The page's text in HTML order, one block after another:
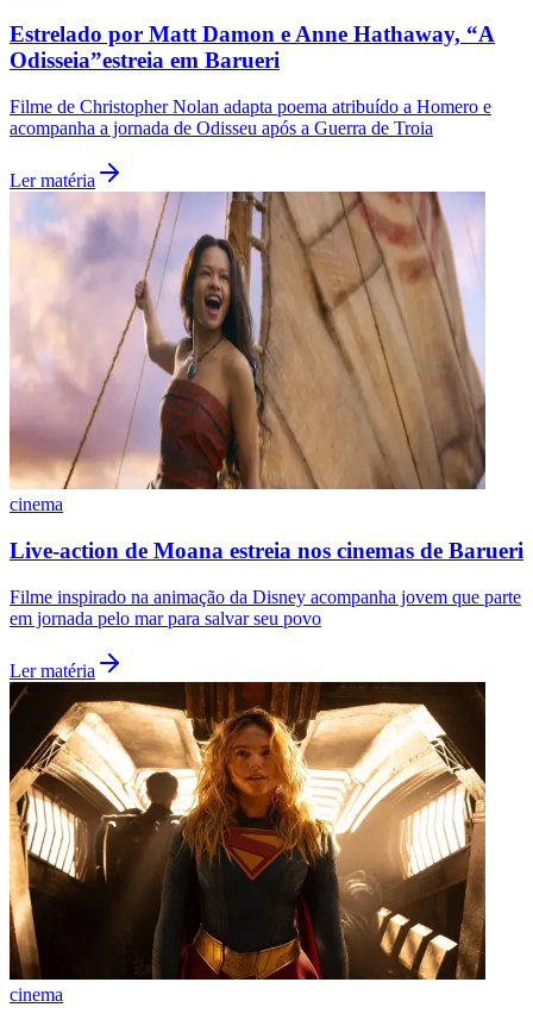
Santos
Flamengo
Estrelado por Matt Damon e Anne Hathaway, “A
Odisseia”estreia em Barueri
Filme de Christopher Nolan adapta poema atribuído a Homero e
acompanha a jornada de Odisseu após a Guerra de Troia
Ler matéria
cinema
Live-action de Moana estreia nos cinemas de Barueri
Filme inspirado na animação da Disney acompanha jovem que parte
em jornada pelo mar para salvar seu povo
Ler matéria
cinema